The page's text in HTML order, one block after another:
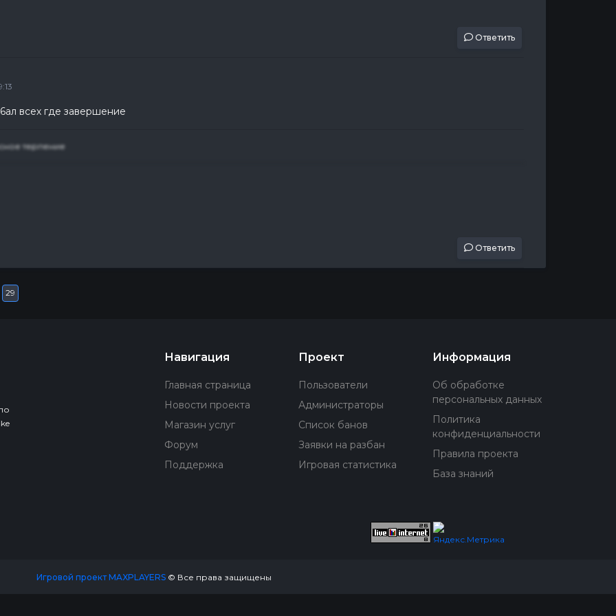
Ответить
всех где завершение
терпение
Ответить
29
Навигация
Главная страница
Новости проекта
Магазин услуг
Форум
Поддержка
Проект
Пользователи
Администраторы
Список банов
Заявки на разбан
Игровая статистика
Информация
Об обработке
персональных данных
Политика
конфиденциальности
Правила проекта
База знаний
Игровой проект MAXPLAYERS © Все права защищены